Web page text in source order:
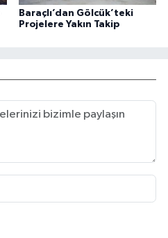
Baraçlı’dan Gölcük’teki
Projelere Yakın Takip